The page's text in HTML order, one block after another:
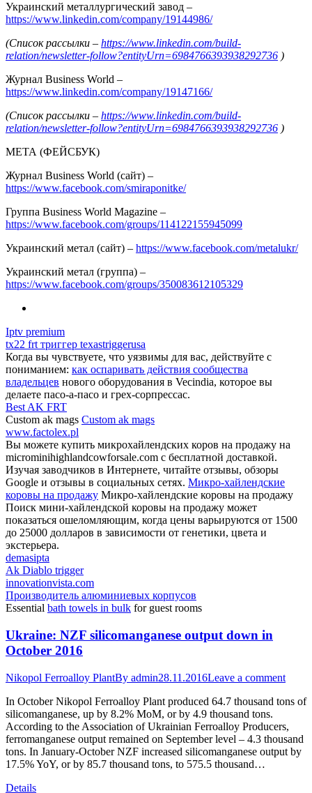
Украинский металлургический завод –
https://www.linkedin.com/company/19144986/
(Список рассылки – https://www.linkedin.com/build-
relation/newsletter-follow?entityUrn=6984766393938292736 )
Журнал Business World –
https://www.linkedin.com/company/19147166/
(Список рассылки – https://www.linkedin.com/build-
relation/newsletter-follow?entityUrn=6984766393938292736 )
МЕТА (ФЕЙСБУК)
Журнал Business World (сайт) –
https://www.facebook.com/smiraponitke/
Группа Business World Magazine –
https://www.facebook.com/groups/114122155945099
Украинский метал (сайт) – https://www.facebook.com/metalukr/
Украинский метал (группа) –
https://www.facebook.com/groups/350083612105329
Iptv premium
tx22 frt триггер texastriggerusa
Когда вы чувствуете, что уязвимы для вас, действуйте с
пониманием: как оспаривать действия сообщества
владельцев нового оборудования в Vecindia, которое вы
делаете пасо-а-пасо и грех-сорпрессас.
Best AK FRT
Custom ak mags Custom ak mags
www.factolex.pl
Вы можете купить микрохайлендских коров на продажу на
microminihighlandcowforsale.com с бесплатной доставкой.
Изучая заводчиков в Интернете, читайте отзывы, обзоры
Google и отзывы в социальных сетях. Микро-хайлендские
коровы на продажу Микро-хайлендские коровы на продажу
Поиск мини-хайлендской коровы на продажу может
показаться ошеломляющим, когда цены варьируются от 1500
до 25000 долларов в зависимости от генетики, цвета и
экстерьера.
demasipta
Ak Diablo trigger
innovationvista.com
Производитель алюминиевых корпусов
Essential bath towels in bulk for guest rooms
Ukraine: NZF silicomanganese output down in
October 2016
Nikopol Ferroalloy PlantBy admin28.11.2016Leave a comment
In October Nikopol Ferroalloy Plant produced 64.7 thousand tons of
silicomanganese, up by 8.2% MoM, or by 4.9 thousand tons.
According to the Association of Ukrainian Ferroalloy Producers,
ferromanganese output remained on September level – 4.3 thousand
tons. In January-October NZF increased silicomanganese output by
17.5% YoY, or by 85.7 thousand tons, to 575.5 thousand…
Details